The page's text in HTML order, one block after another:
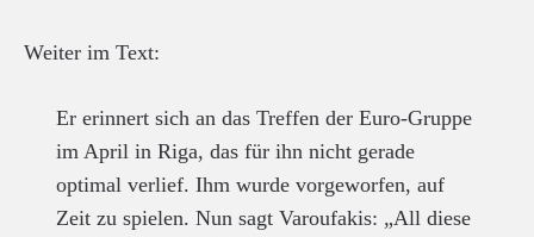
Weiter im Text:
Er erinnert sich an das Treffen der Euro-Gruppe
im April in Riga, das für ihn nicht gerade
optimal verlief. Ihm wurde vorgeworfen, auf
Zeit zu spielen. Nun sagt Varoufakis: „All diese